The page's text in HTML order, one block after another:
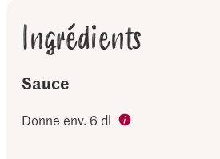
Ingrédients
Sauce
Donne env. 6 dl